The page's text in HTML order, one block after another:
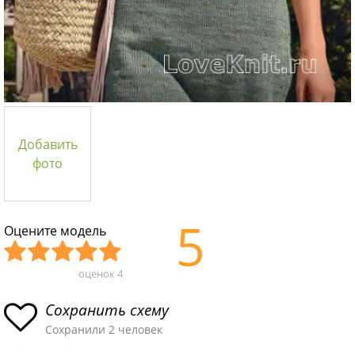
Добавить
фото
Оцените модель
асн
ая
пло
хая
ыч
ная
Хор
ая
Отл
ая
оценок 4 5
Сохранить схему
Сохранили 2 человек